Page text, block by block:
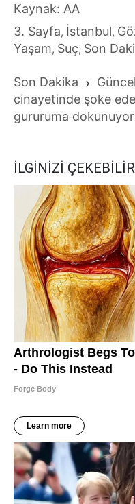
Kaynak: AA
3. Sayfa, İstanbul,
Yaşam, Suç, Son
Son Dakika › Güncel
cinayetinde şoke
gururuma